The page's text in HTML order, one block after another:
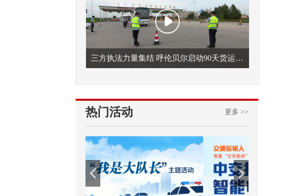
三方执法力量集结 呼伦贝尔启动90天货运车辆违法专项整治
热门活动 更多 >>